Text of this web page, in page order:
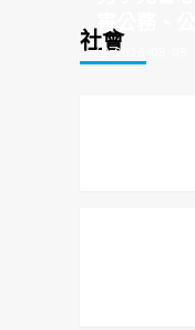
社會
害公務、
2026-08-05